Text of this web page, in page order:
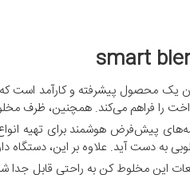
را فراهم می‌کند. همچنین، ظرف
پیش‌فرض هوشمند برای تهیه
دارای 11 سرعت مختلف به همراه عملکرد پالس است که امکان کنترل دقیق‌تری را برای اختلاط